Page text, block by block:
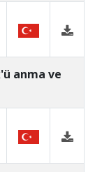
anma ve